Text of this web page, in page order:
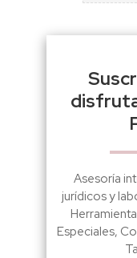
Asesoría
jurídicos y
Especiales,